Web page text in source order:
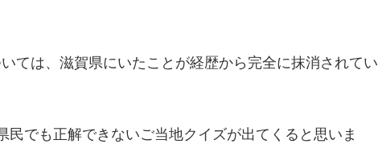
ては、滋賀県にいたことが経歴から完全に抹消されてい
民でも正解できないご当地クイズが出てくると思いま